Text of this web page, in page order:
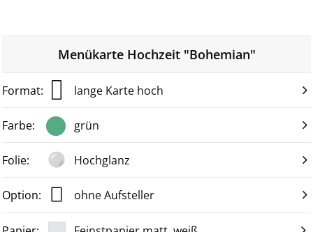
Menükarte Hochzeit "Bohemian"
lange Karte hoch
grün
Hochglanz
ohne Aufsteller